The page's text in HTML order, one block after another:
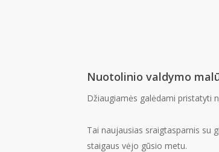
Nuotolinio valdymo
Džiaugiamės galėdami pristatyti
Tai naujausias sraigtasparnis su
staigaus vėjo gūsio metu.